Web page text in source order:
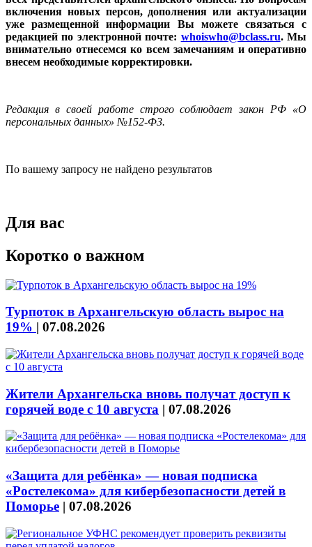
включения новых персон, дополнения или актуализации
уже размещенной информации Вы можете связаться с
редакцией по электронной почте: whoiswho@bclass.ru. Мы
внимательно отнесемся ко всем замечаниям и оперативно
внесем необходимые корректировки.
Редакция в своей работе строго соблюдает закон РФ «О
персональных данных» №152-Ф3.
По вашему запросу не найдено результатов
Для вас
Коротко о важном
Турпоток в Архангельскую область вырос на
19% | 07.08.2026
Жители Архангельска вновь получат доступ к
горячей воде с 10 августа | 07.08.2026
«Защита для ребёнка» — новая подписка
«Ростелекома» для кибербезопасности детей в
Поморье | 07.08.2026